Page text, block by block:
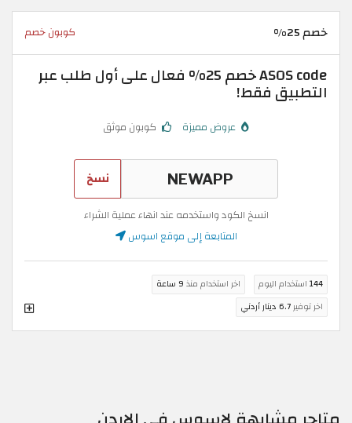
خصم 25% كوبون خصم
ASOS code خصم 25% فعال على أول طلب عبر
التطبيق فقط!
عروض مميزة كوبون موثق
نسخ
انسخ الكود واستخدمه عند انهاء عملية الشراء
المتابعة إلى موقع اسوس
144 استخدام اليوم اخر استخدام منذ 9 ساعة
اخر توفير6.7 دينار أردني